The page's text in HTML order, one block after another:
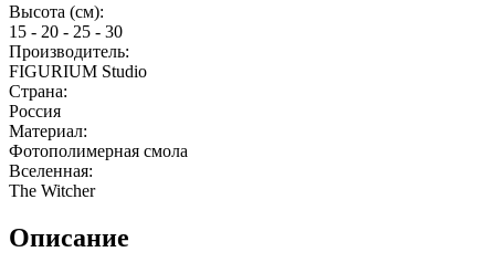
Высота (см):
15 - 20 - 25 - 30
Производитель:
FIGURIUM Studio
Страна:
Россия
Материал:
Фотополимерная смола
Вселенная:
The Witcher
Описание